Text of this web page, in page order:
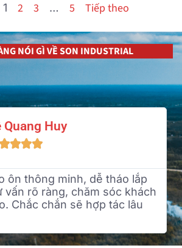
1 2 3 … 5 Tiếp theo
NÓI GÌ VỀ SON INDUSTRIAL
Quang Huy

ôn thông minh, dễ tháo lắp
vấn rõ ràng, chăm sóc khách
Chắc chắn sẽ hợp tác lâu